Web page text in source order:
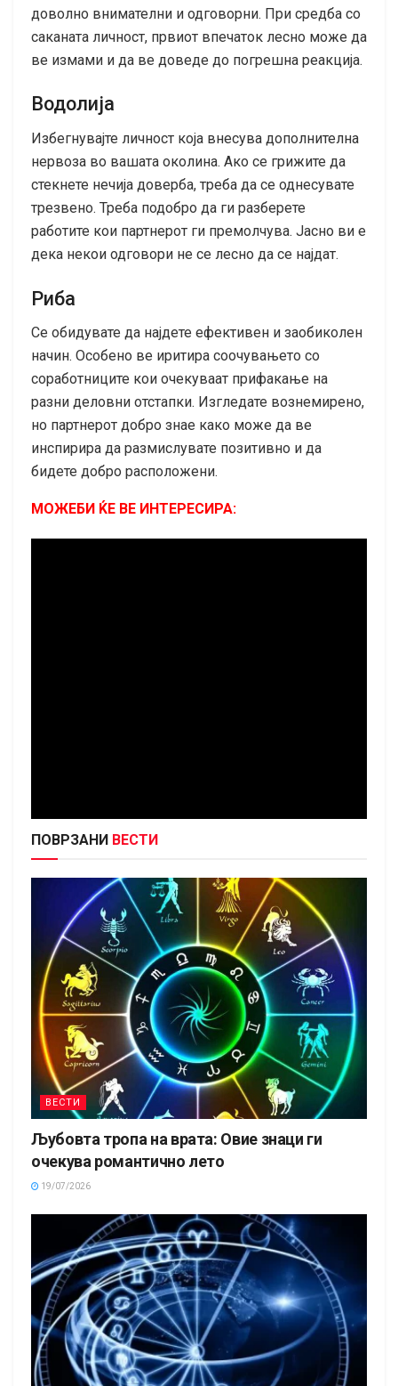
доволно внимателни и одговорни. При средба со
саканата личност, првиот впечаток лесно може да
ве измами и да ве доведе до погрешна реакција.
Водолија
Избегнувајте личност која внесува дополнителна
нервоза во вашата околина. Ако се грижите да
стекнете нечија доверба, треба да се однесувате
трезвено. Треба подобро да ги разберете
работите кои партнерот ги премолчува. Јасно ви е
дека некои одговори не се лесно да се најдат.
Риба
Се обидувате да најдете ефективен и заобиколен
начин. Особено ве иритира соочувањето со
соработниците кои очекуваат прифакање на
разни деловни отстапки. Изгледате вознемирено,
но партнерот добро знае како може да ве
инспирира да размислувате позитивно и да
бидете добро расположени.
МОЖЕБИ ЌЕ ВЕ ИНТЕРЕСИРА:
ПОВРЗАНИ ВЕСТИ
ВЕСТИ
Љубовта тропа на врата: Овие знаци ги
очекува романтично лето
19/07/2026